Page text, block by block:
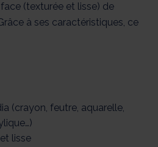
(texturée et lisse) de
à ses caractéristiques, ce
(crayon, feutre, aquarelle,
lisse